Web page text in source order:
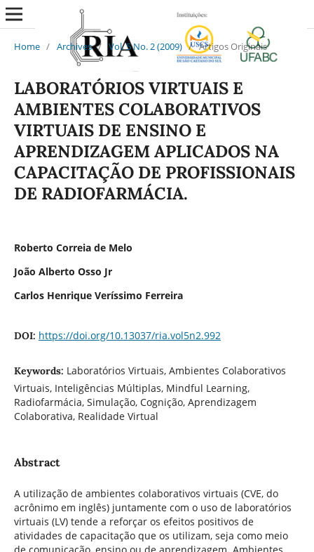
Home / Archives / Vol. 5 No. 2 (2009) / Artigos Originais
LABORATÓRIOS VIRTUAIS E
AMBIENTES COLABORATIVOS
VIRTUAIS DE ENSINO E
APRENDIZAGEM APLICADOS NA
CAPACITAÇÃO DE PROFISSIONAIS
DE RADIOFARMÁCIA.
Roberto Correia de Melo
João Alberto Osso Jr
Carlos Henrique Veríssimo Ferreira
DOI: https://doi.org/10.13037/ria.vol5n2.992
Keywords: Laboratórios Virtuais, Ambientes Colaborativos
Virtuais, Inteligências Múltiplas, Mindful Learning,
Radiofarmácia, Simulação, Cognição, Aprendizagem
Colaborativa, Realidade Virtual
Abstract
A utilização de ambientes colaborativos virtuais (CVE, do
acrônimo em inglês) juntamente com o uso de laboratórios
virtuais (LV) tende a reforçar os efeitos positivos de
atividades de capacitação que os utilizam, seja como meio